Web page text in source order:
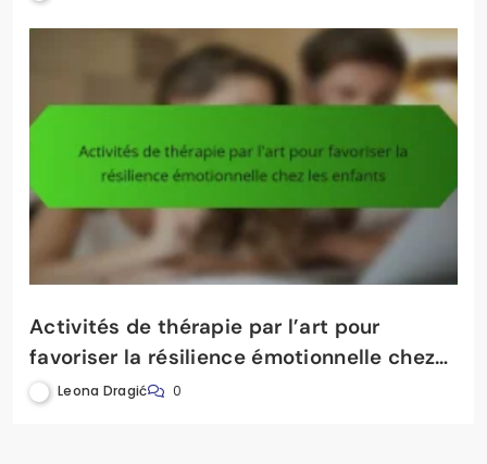
Activités de thérapie par l’art pour
favoriser la résilience émotionnelle chez
les enfants
Leona Dragić 0